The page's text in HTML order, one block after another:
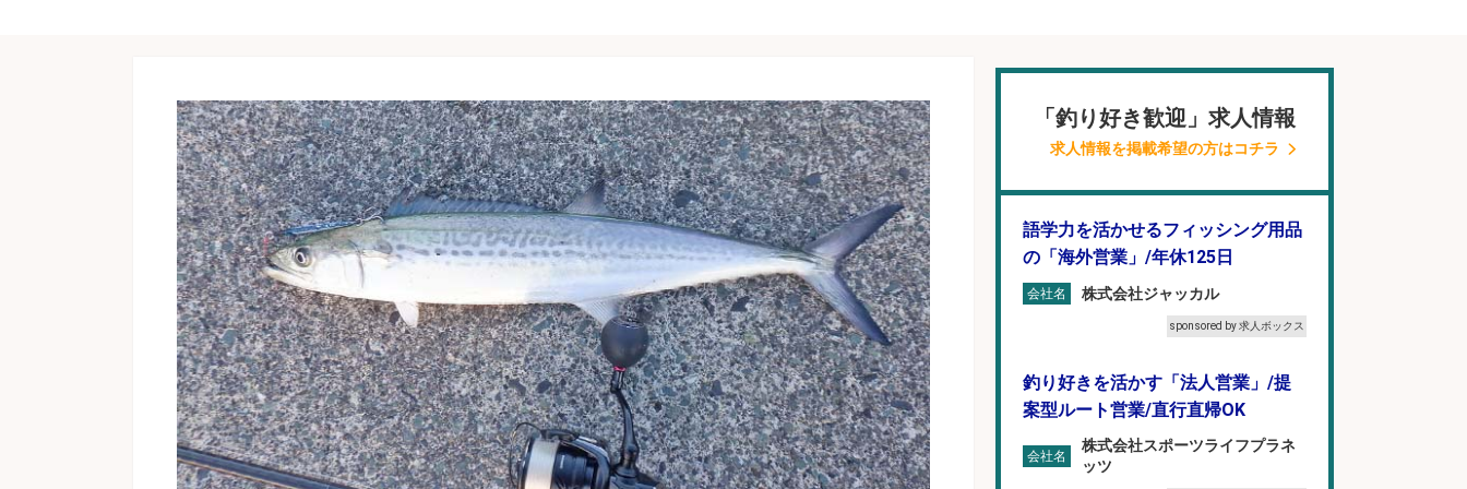
「釣り好き歓迎」求人情報
求人情報を掲載希望の方はコチラ
語学力を活かせるフィッシング用品
の「海外営業」/年休125日
会社名 株式会社ジャッカル
sponsored by 求人ボックス
釣り好きを活かす「法人営業」/提
案型ルート営業/直行直帰OK
会社名
株式会社スポーツライフプラネ
ッツ